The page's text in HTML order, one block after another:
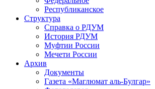
Республиканское
Структура
Справка о РДУМ
История РДУМ
Муфтии России
Мечети России
Архив
Документы
Газета «Маглюмат аль-Булгар»